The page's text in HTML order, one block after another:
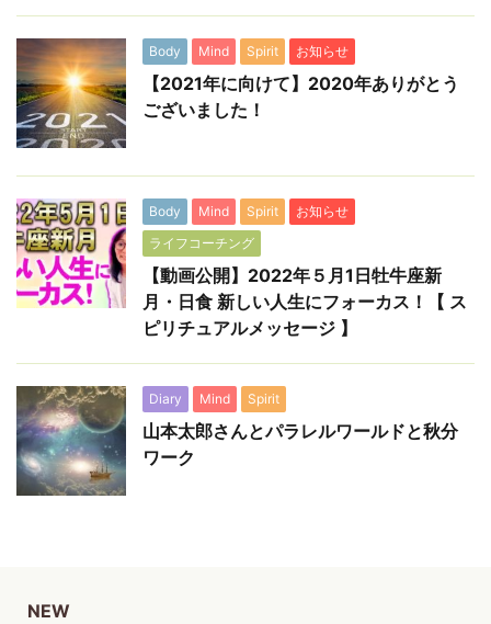
Body Mind Spirit お知らせ
【2021年に向けて】2020年ありがとう
ございました！
Body Mind Spirit
お知らせ
ライフコーチング
【動画公開】2022年５月1日牡牛座新
月・日食 新しい人生にフォーカス！【 ス
ピリチュアルメッセージ 】
Diary Mind Spirit
山本太郎さんとパラレルワールドと秋分
ワーク
NEW